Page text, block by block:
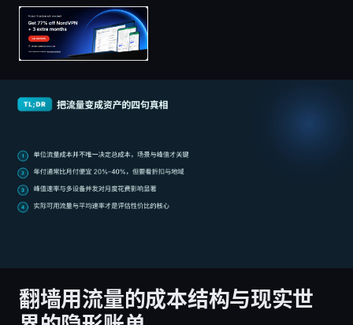
翻墙用流量的成本结构与现实世